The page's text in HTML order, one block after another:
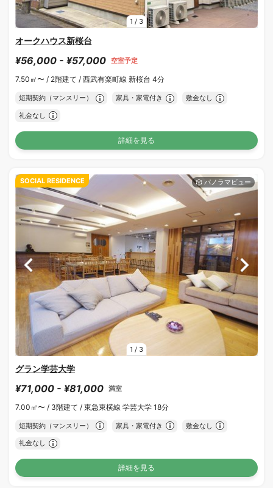
1 / 3
オークハウス新桜台
¥56,000 - ¥57,000 空室予定
7.50㎡〜 / 2階建て / 西武有楽町線 新桜台 4分
短期契約（マンスリー） 家具・家電付き 敷金なし
礼金なし
詳細を見る
1 / 3
SOCIAL RESIDENCE
グラン学芸大学
¥71,000 - ¥81,000 満室
7.00㎡〜 / 3階建て / 東急東横線 学芸大学 18分
短期契約（マンスリー） 家具・家電付き 敷金なし
礼金なし
詳細を見る